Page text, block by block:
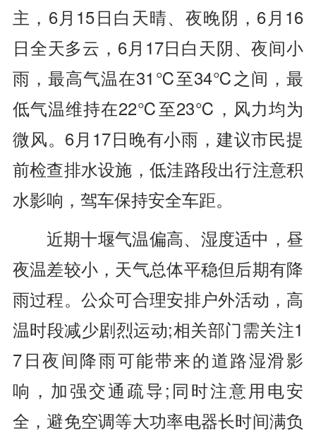
主，6月15日白天晴、夜晚阴，6月16
日全天多云，6月17日白天阴、夜间小
雨，最高气温在31℃至34℃之间，最
低气温维持在22℃至23℃，风力均为
微风。6月17日晚有小雨，建议市民提
前检查排水设施，低洼路段出行注意积
水影响，驾车保持安全车距。
近期十堰气温偏高、湿度适中，昼
夜温差较小，天气总体平稳但后期有降
雨过程。公众可合理安排户外活动，高
温时段减少剧烈运动;相关部门需关注1
7日夜间降雨可能带来的道路湿滑影
响，加强交通疏导;同时注意用电安
全，避免空调等大功率电器长时间满负